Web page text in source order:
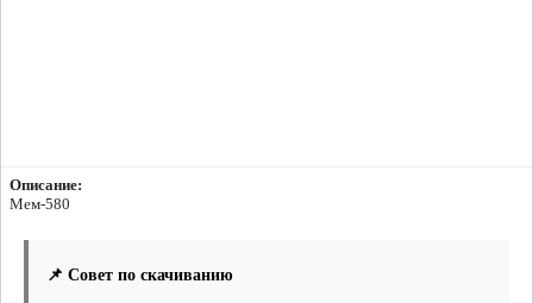
Описание:
Мем-580
📌 Совет по скачиванию